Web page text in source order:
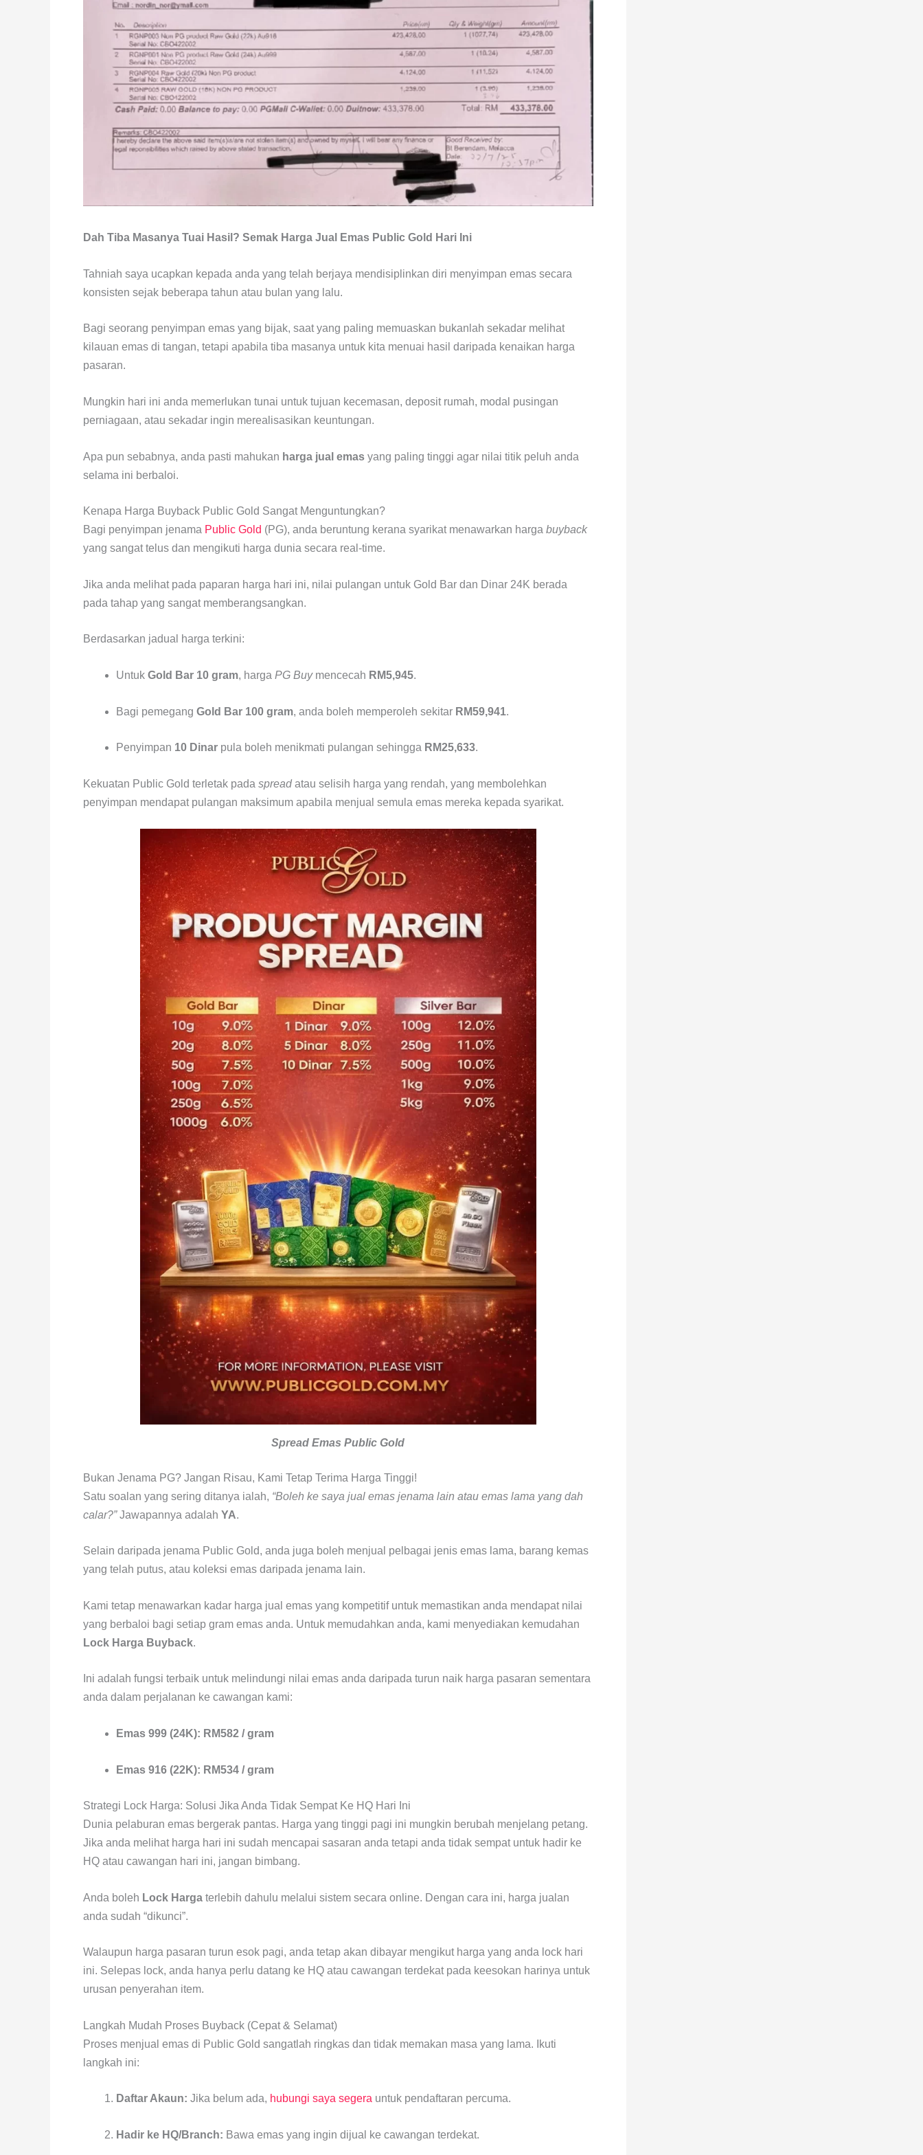
Dah Tiba Masanya Tuai Hasil? Semak Harga Jual Emas Public Gold Hari Ini
Tahniah saya ucapkan kepada anda yang telah berjaya mendisiplinkan diri menyimpan emas secara
konsisten sejak beberapa tahun atau bulan yang lalu.
Bagi seorang penyimpan emas yang bijak, saat yang paling memuaskan bukanlah sekadar melihat
kilauan emas di tangan, tetapi apabila tiba masanya untuk kita menuai hasil daripada kenaikan harga
pasaran.
Mungkin hari ini anda memerlukan tunai untuk tujuan kecemasan, deposit rumah, modal pusingan
perniagaan, atau sekadar ingin merealisasikan keuntungan.
Apa pun sebabnya, anda pasti mahukan harga jual emas yang paling tinggi agar nilai titik peluh anda
selama ini berbaloi.
Kenapa Harga Buyback Public Gold Sangat Menguntungkan?
Bagi penyimpan jenama Public Gold (PG), anda beruntung kerana syarikat menawarkan harga buyback
yang sangat telus dan mengikuti harga dunia secara real-time.
Jika anda melihat pada paparan harga hari ini, nilai pulangan untuk Gold Bar dan Dinar 24K berada
pada tahap yang sangat memberangsangkan.
Berdasarkan jadual harga terkini:
Untuk Gold Bar 10 gram, harga PG Buymencecah RM5,945.
Bagi pemegang Gold Bar 100 gram, anda boleh memperoleh sekitar RM59,941.
Penyimpan 10 Dinar pula boleh menikmati pulangan sehingga RM25,633.
Kekuatan Public Gold terletak pada spreadatau selisih harga yang rendah, yang membolehkan
penyimpan mendapat pulangan maksimum apabila menjual semula emas mereka kepada syarikat.
Spread Emas Public Gold
Bukan Jenama PG? Jangan Risau, Kami Tetap Terima Harga Tinggi!
Satu soalan yang sering ditanya ialah, “Boleh ke saya jual emas jenama lain atau emas lama yang dah
calar?”Jawapannya adalah YA.
Selain daripada jenama Public Gold, anda juga boleh menjual pelbagai jenis emas lama, barang kemas
yang telah putus, atau koleksi emas daripada jenama lain.
Kami tetap menawarkan kadar harga jual emas yang kompetitif untuk memastikan anda mendapat nilai
yang berbaloi bagi setiap gram emas anda. Untuk memudahkan anda, kami menyediakan kemudahan
Lock Harga Buyback.
Ini adalah fungsi terbaik untuk melindungi nilai emas anda daripada turun naik harga pasaran sementara
anda dalam perjalanan ke cawangan kami:
Emas 999 (24K): RM582 / gram
Emas 916 (22K): RM534 / gram
Strategi Lock Harga: Solusi Jika Anda Tidak Sempat Ke HQ Hari Ini
Dunia pelaburan emas bergerak pantas. Harga yang tinggi pagi ini mungkin berubah menjelang petang.
Jika anda melihat harga hari ini sudah mencapai sasaran anda tetapi anda tidak sempat untuk hadir ke
HQ atau cawangan hari ini, jangan bimbang.
Anda boleh Lock Harga terlebih dahulu melalui sistem secara online. Dengan cara ini, harga jualan
anda sudah “dikunci”.
Walaupun harga pasaran turun esok pagi, anda tetap akan dibayar mengikut harga yang anda lock hari
ini. Selepas lock, anda hanya perlu datang ke HQ atau cawangan terdekat pada keesokan harinya untuk
urusan penyerahan item.
Langkah Mudah Proses Buyback (Cepat & Selamat)
Proses menjual emas di Public Gold sangatlah ringkas dan tidak memakan masa yang lama. Ikuti
langkah ini:
Daftar Akaun: Jika belum ada, hubungi saya segera untuk pendaftaran percuma.
Hadir ke HQ/Branch: Bawa emas yang ingin dijual ke cawangan terdekat.